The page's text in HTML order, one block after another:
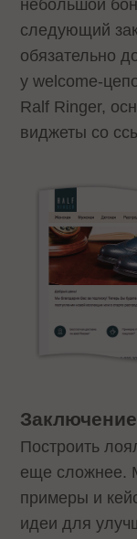
небольшой
следующий
обязательно
у welcome-
Ralf Ringer,
виджеты со
Заключение
Построить
еще сложнее.
примеры и
идеи для